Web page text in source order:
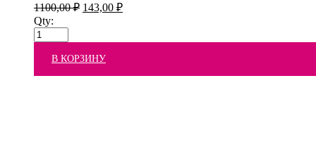
1100,00₽ 143,00 ₽
Qty:
В КОРЗИНУ